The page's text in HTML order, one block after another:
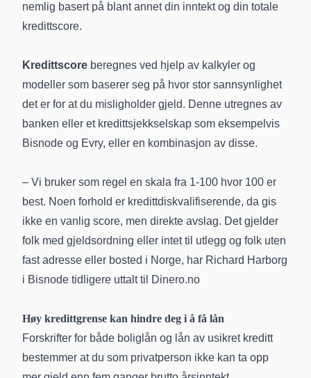
nemlig basert på blant annet din inntekt og din totale
kredittscore.
Kredittscore beregnes ved hjelp av kalkyler og
modeller som baserer seg på hvor stor sannsynlighet
det er for at du misligholder gjeld. Denne utregnes av
banken eller et kredittsjekkselskap som eksempelvis
Bisnode og Evry, eller en kombinasjon av disse.
– Vi bruker som regel en skala fra 1-100 hvor 100 er
best. Noen forhold er kredittdiskvalifiserende, da gis
ikke en vanlig score, men direkte avslag. Det gjelder
folk med gjeldsordning eller intet til utlegg og folk uten
fast adresse eller bosted i Norge, har Richard Harborg
i Bisnode tidligere uttalt til Dinero.no
Høy kredittgrense kan hindre deg i å få lån
Forskrifter for både boliglån og lån av usikret kreditt
bestemmer at du som privatperson ikke kan ta opp